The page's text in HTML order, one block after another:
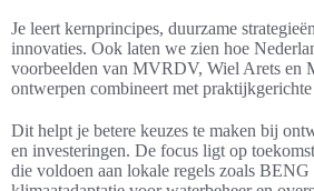
Je leert kernprincipes, duurzame
innovaties. Ook laten we zien hoe
voorbeelden van MVRDV, Wiel Arets en
ontwerpen combineert met
Dit helpt je betere keuzes te maken bij
en investeringen. De focus ligt op
die voldoen aan lokale regels zoals BENG